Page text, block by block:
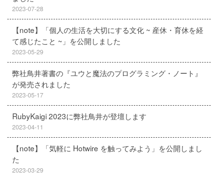
2023-07-28
【note】「個人の生活を大切にする文化 ~ 産休・育休を経
て感じたこと ~」を公開しました
2023-05-29
弊社鳥井著書の『ユウと魔法のプログラミング・ノート』
が発売されました
2023-05-17
RubyKaigi 2023に弊社鳥井が登壇します
2023-04-11
【note】「気軽に Hotwire を触ってみよう」を公開しまし
た
2023-03-29